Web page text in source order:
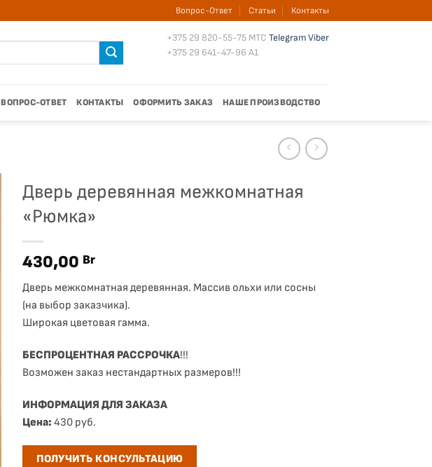
Вопрос-Ответ Статьи Контакты
+375 29 820-55-75 МТС TelegramViber
+375 29 641-47-96 A1
ВОПРОС-ОТВЕТ КОНТАКТЫ ОФОРМИТЬ ЗАКАЗ НАШЕ ПРОИЗВОДСТВО
Дверь деревянная межкомнатная
«Рюмка»
430,00 Br
Дверь межкомнатная деревянная. Массив ольхи или сосны
(на выбор заказчика).
Широкая цветовая гамма.
БЕСПРОЦЕНТНАЯ РАССРОЧКА!!!
Возможен заказ нестандартных размеров!!!
ИНФОРМАЦИЯ ДЛЯ ЗАКАЗА
Цена:430 руб.
ПОЛУЧИТЬ КОНСУЛЬТАЦИЮ